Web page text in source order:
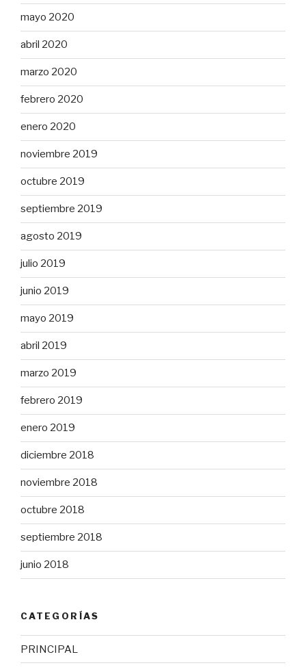
mayo 2020
abril 2020
marzo 2020
febrero 2020
enero 2020
noviembre 2019
octubre 2019
septiembre 2019
agosto 2019
julio 2019
junio 2019
mayo 2019
abril 2019
marzo 2019
febrero 2019
enero 2019
diciembre 2018
noviembre 2018
octubre 2018
septiembre 2018
junio 2018
CATEGORÍAS
PRINCIPAL